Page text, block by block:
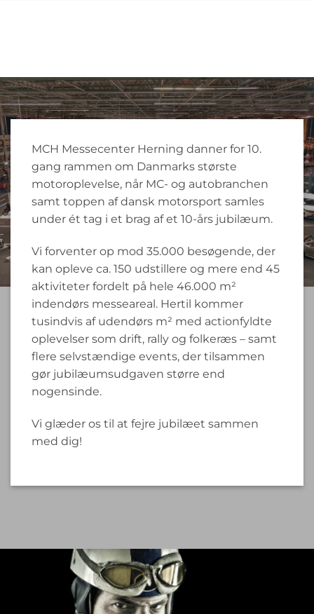
MCH Messecenter Herning danner for 10.
gang rammen om Danmarks største
motoroplevelse, når MC- og autobranchen
samt toppen af dansk motorsport samles
under ét tag i et brag af et 10-års jubilæum.
Vi forventer op mod 35.000 besøgende, der
kan opleve ca. 150 udstillere og mere end 45
aktiviteter fordelt på hele 46.000 m²
indendørs messeareal. Hertil kommer
tusindvis af udendørs m² med actionfyldte
oplevelser som drift, rally og folkeræs – samt
flere selvstændige events, der tilsammen
gør jubilæumsudgaven større end
nogensinde.
Vi glæder os til at fejre jubilæet sammen
med dig!